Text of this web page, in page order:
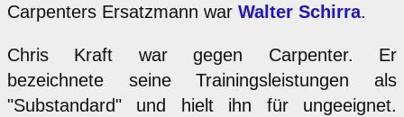
Carpenters Ersatzmann war Walter Schirra.
Chris Kraft war gegen Carpenter. Er
bezeichnete seine Trainingsleistungen als
"Substandard" und hielt ihn für ungeeignet.